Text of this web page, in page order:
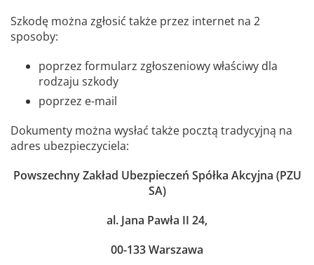
Szkodę można zgłosić także przez internet na 2
sposoby:
poprzez formularz zgłoszeniowy właściwy dla
rodzaju szkody
poprzez e-mail
Dokumenty można wysłać także pocztą tradycyjną na
adres ubezpieczyciela:
Powszechny Zakład Ubezpieczeń Spółka Akcyjna (PZU
SA)
al. Jana Pawła II 24,
00-133 Warszawa